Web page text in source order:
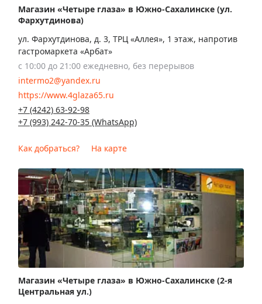
Магазин «Четыре глаза» в Южно-Сахалинске (ул.
Фархутдинова)
ул. Фархутдинова, д. 3, ТРЦ «Аллея», 1 этаж, напротив
гастромаркета «Арбат»
с 10:00 до 21:00 ежедневно, без перерывов
intermo2@yandex.ru
https://www.4glaza65.ru
+7 (4242) 63-92-98
+7 (993) 242-70-35 (WhatsApp)
Как добраться? На карте
Магазин «Четыре глаза» в Южно-Сахалинске (2-я
Центральная ул.)